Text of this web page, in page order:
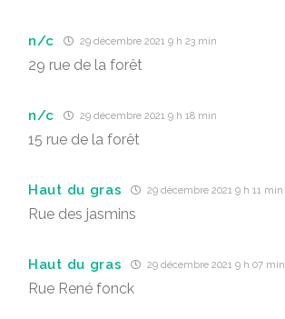
n/c 29 décembre 2021 9 h 23 min
29 rue de la forêt
n/c 29 décembre 2021 9 h 18 min
15 rue de la forêt
Haut du gras 29 décembre 2021 9 h 11 min
Rue des jasmins
Haut du gras 29 décembre 2021 9 h 07 min
Rue René fonck